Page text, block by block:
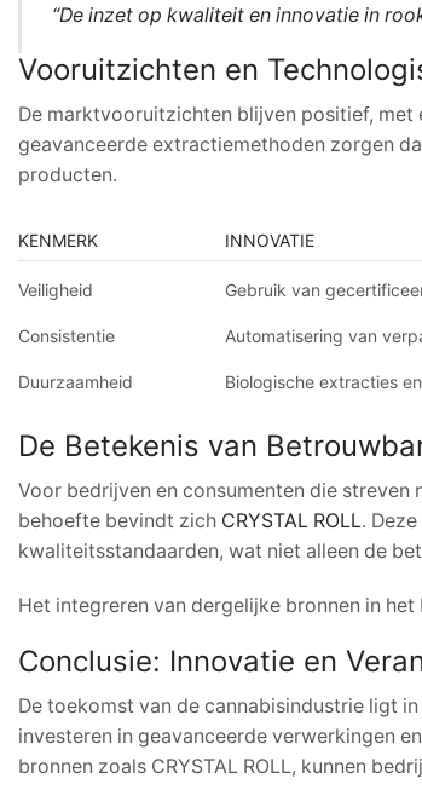
“De inzet op kwaliteit en innovatie in
Vooruitzichten en
De marktvooruitzichten blijven positief, met
geavanceerde extractiemethoden zorgen
producten.
KENMERK INNOVATIE
Veiligheid Gebruik van
Consistentie Automatisering van
Duurzaamheid Biologische extracties
De Betekenis van
Voor bedrijven en consumenten die
behoefte bevindt zich CRYSTAL ROLL.
kwaliteitsstandaarden, wat niet alleen de
Het integreren van dergelijke bronnen in
Conclusie: Innovatie en
De toekomst van de cannabisindustrie ligt
investeren in geavanceerde verwerkingen
bronnen zoals CRYSTAL ROLL, kunnen